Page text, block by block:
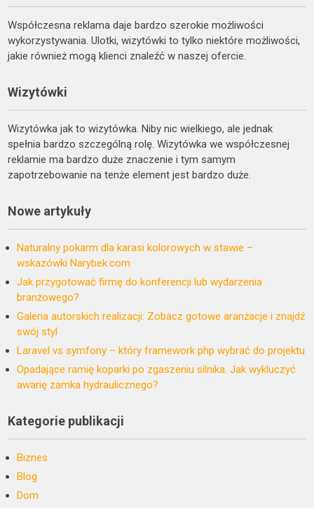
Współczesna reklama daje bardzo szerokie możliwości
wykorzystywania. Ulotki, wizytówki to tylko niektóre możliwości,
jakie również mogą klienci znaleźć w naszej ofercie.
Wizytówki
Wizytówka jak to wizytówka. Niby nic wielkiego, ale jednak
spełnia bardzo szczególną rolę. Wizytówka we współczesnej
reklamie ma bardzo duże znaczenie i tym samym
zapotrzebowanie na tenże element jest bardzo duże.
Nowe artykuły
Naturalny pokarm dla karasi kolorowych w stawie –
wskazówki Narybek.com
Jak przygotować firmę do konferencji lub wydarzenia
branżowego?
Galeria autorskich realizacji: Zobacz gotowe aranżacje i znajdź
swój styl
Laravel vs symfony – który framework php wybrać do projektu
Opadające ramię koparki po zgaszeniu silnika. Jak wykluczyć
awarię zamka hydraulicznego?
Kategorie publikacji
Biznes
Blog
Dom